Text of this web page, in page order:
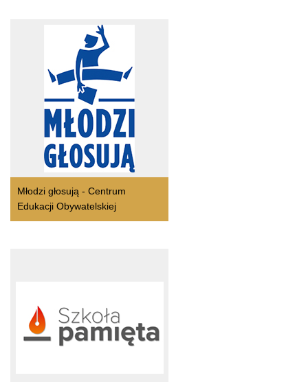
Młodzi głosują - Centrum
Edukacji Obywatelskiej